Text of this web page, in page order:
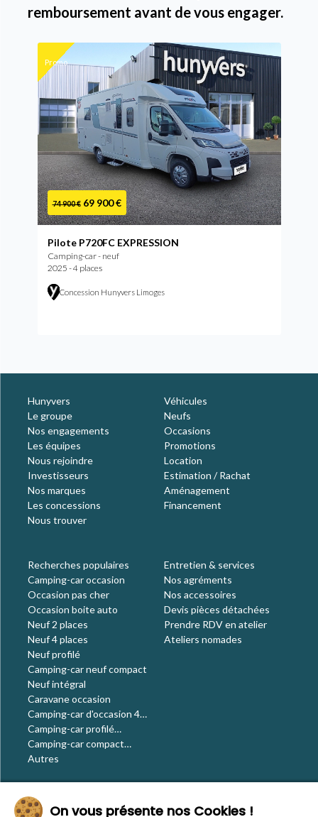
remboursement avant de vous engager.
Promo
74 900 € 69 900 €
Pilote P720FC EXPRESSION
Camping-car - neuf
2025 - 4 places
Concession Hunyvers Limoges
Hunyvers
Le groupe
Nos engagements
Les équipes
Nous rejoindre
Investisseurs
Nos marques
Les concessions
Nous trouver
Véhicules
Neufs
Occasions
Promotions
Location
Estimation / Rachat
Aménagement
Financement
Recherches populaires
Camping-car occasion
Occasion pas cher
Occasion boite auto
Neuf 2 places
Neuf 4 places
Neuf profilé
Camping-car neuf compact
Neuf intégral
Caravane occasion
Camping-car d'occasion 4
places
Camping-car profilé
occasion
Camping-car compact
occasion
Autres
Entretien & services
Nos agréments
Nos accessoires
Devis pièces détachées
Prendre RDV en atelier
Ateliers nomades
Le blogOn vous présente nos Cookies !